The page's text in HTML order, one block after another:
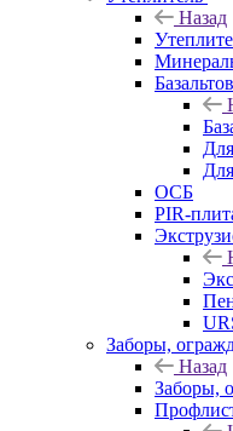
Назад
ОСБ
PIR-
Заборы,
Назад
Заборы,